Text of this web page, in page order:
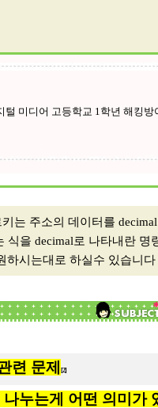
는 주소의 데이터를
식을 decimal로 나타내란 명
하시는대로 하실수 있습니다
련 문제 [2]
누는게 어떤 의미가